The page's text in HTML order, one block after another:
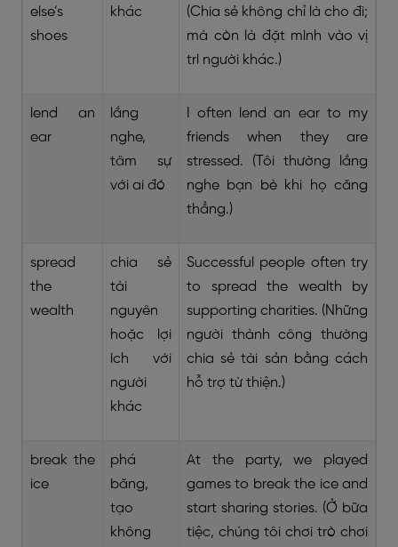
else’s
shoes
khác
(Chia sẻ không chỉ là cho đi;
mà còn là đặt mình vào vị
trí người khác.)
lend an
ear
lắng
nghe,
tâm sự
với ai đó
I often lend an ear to my
friends when they are
stressed. (Tôi thường lắng
nghe bạn bè khi họ căng
thẳng.)
spread
the
wealth
chia sẻ
tài
nguyên
hoặc lợi
ích với
người
khác
Successful people often try
to spread the wealth by
supporting charities. (Những
người thành công thường
chia sẻ tài sản bằng cách
hỗ trợ từ thiện.)
break the
ice
phá
băng,
tạo
không
At the party, we played
games to break the ice and
start sharing stories. (Ở bữa
tiệc, chúng tôi chơi trò chơi